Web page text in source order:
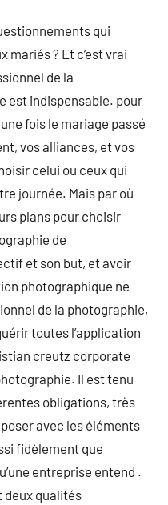
qui
mariés ? Et c’est vrai
de la
est indispensable. pour
fois le mariage passé
vos alliances, et vos
celui ou ceux qui
journée. Mais par où
plans pour choisir
de
et son but, et avoir
photographique ne
de la photographie,
toutes l’application
creutz corporate
Il est tenu
obligations, très
avec les éléments
fidèlement que
entreprise entend .
deux qualités